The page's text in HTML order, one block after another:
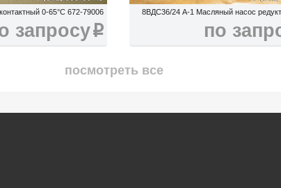
0-65°C 672-79006
запросу i
8ВДС36/24 А-1 Масляный насос
по
посмотреть все